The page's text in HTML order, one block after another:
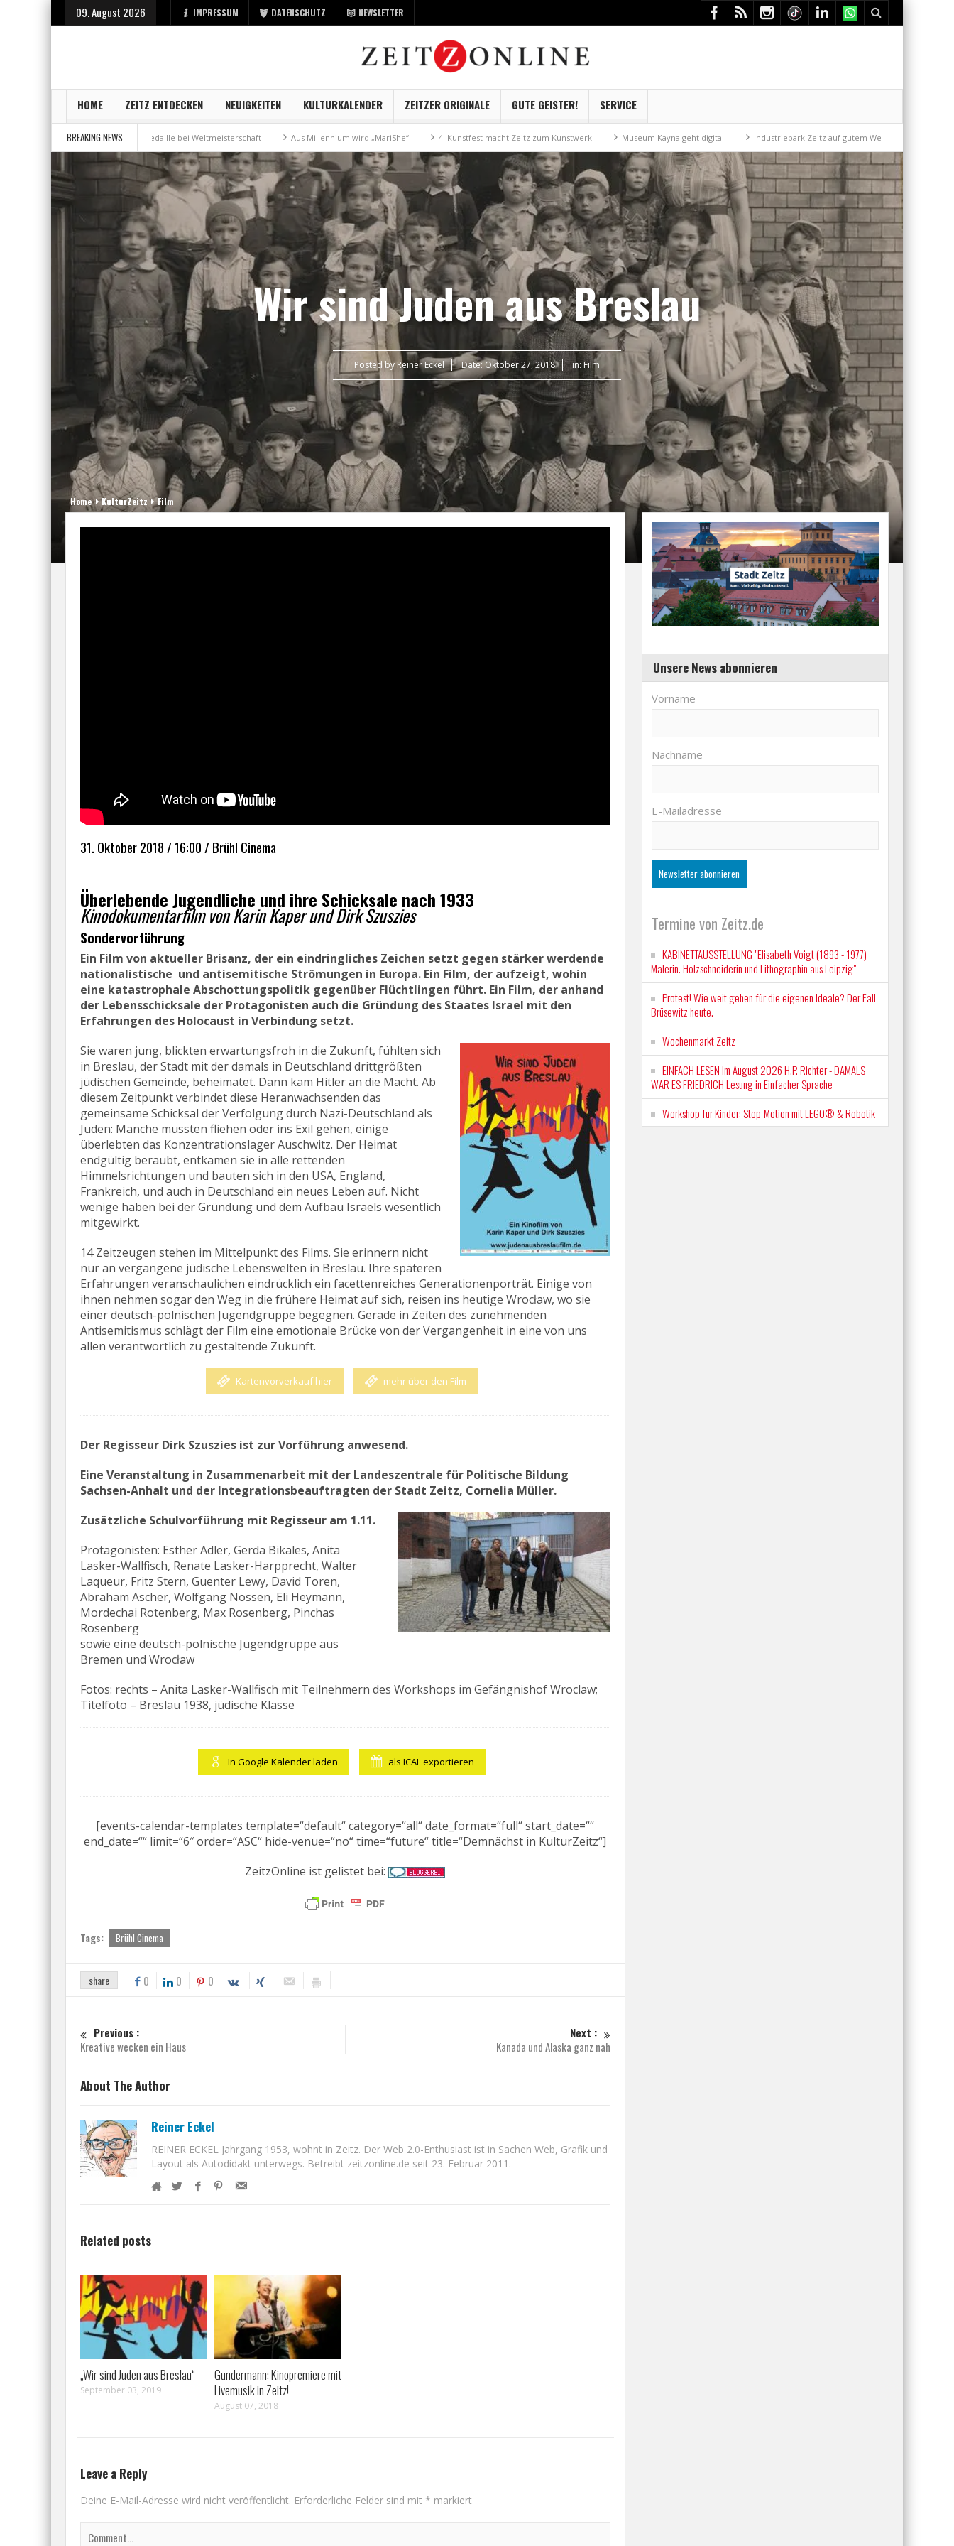
09. August 2026 IMPRESSUM DATENSCHUTZ NEWSLETTER
HOME ZEITZ ENTDECKEN NEUIGKEITEN KULTURKALENDER ZEITZER ORIGINALE GUTE GEISTER! SERVICE
BREAKING NEWS
Bronzemedaille bei Weltmeisterschaft Aus Millennium wird „MariShe“ 4. Kunstfest macht Zeitz zum Kunstwerk Museum Kayna geht digital Industriepark Zeitz auf gutem Weg Mit der Drahtseilbahn zur
Wir sind Juden aus Breslau
Posted by Reiner Eckel Date:Oktober 27, 2018 in: Film
Home KulturZeitz Film
31. Oktober 2018 / 16:00 / Brühl Cinema
Überlebende Jugendliche und ihre Schicksale nach 1933
Kinodokumentarfilm von Karin Kaper und Dirk Szuszies
Sondervorführung
Ein Film von aktueller Brisanz, der ein eindringliches Zeichen setzt gegen stärker werdende
nationalistische und antisemitische Strömungen in Europa. Ein Film, der aufzeigt, wohin
eine katastrophale Abschottungspolitik gegenüber Flüchtlingen führt. Ein Film, der anhand
der Lebensschicksale der Protagonisten auch die Gründung des Staates Israel mit den
Erfahrungen des Holocaust in Verbindung setzt.
Sie waren jung, blickten erwartungsfroh in die Zukunft, fühlten sich
in Breslau, der Stadt mit der damals in Deutschland drittgrößten
jüdischen Gemeinde, beheimatet. Dann kam Hitler an die Macht. Ab
diesem Zeitpunkt verbindet diese Heranwachsenden das
gemeinsame Schicksal der Verfolgung durch Nazi-Deutschland als
Juden: Manche mussten fliehen oder ins Exil gehen, einige
überlebten das Konzentrationslager Auschwitz. Der Heimat
endgültig beraubt, entkamen sie in alle rettenden
Himmelsrichtungen und bauten sich in den USA, England,
Frankreich, und auch in Deutschland ein neues Leben auf. Nicht
wenige haben bei der Gründung und dem Aufbau Israels wesentlich
mitgewirkt.
14 Zeitzeugen stehen im Mittelpunkt des Films. Sie erinnern nicht
nur an vergangene jüdische Lebenswelten in Breslau. Ihre späteren
Erfahrungen veranschaulichen eindrücklich ein facettenreiches Generationenporträt. Einige von
ihnen nehmen sogar den Weg in die frühere Heimat auf sich, reisen ins heutige Wrocław, wo sie
einer deutsch-polnischen Jugendgruppe begegnen. Gerade in Zeiten des zunehmenden
Antisemitismus schlägt der Film eine emotionale Brücke von der Vergangenheit in eine von uns
allen verantwortlich zu gestaltende Zukunft.
Kartenvorverkauf hier mehr über den Film
Der Regisseur Dirk Szuszies ist zur Vorführung anwesend.
Eine Veranstaltung in Zusammenarbeit mit der Landeszentrale für Politische Bildung
Sachsen-Anhalt und der Integrationsbeauftragten der Stadt Zeitz, Cornelia Müller.
Zusätzliche Schulvorführung mit Regisseur am 1.11.
Protagonisten: Esther Adler, Gerda Bikales, Anita
Lasker-Wallfisch, Renate Lasker-Harpprecht, Walter
Laqueur, Fritz Stern, Guenter Lewy, David Toren,
Abraham Ascher, Wolfgang Nossen, Eli Heymann,
Mordechai Rotenberg, Max Rosenberg, Pinchas
Rosenberg
sowie eine deutsch-polnische Jugendgruppe aus
Bremen und Wrocław
Fotos: rechts – Anita Lasker-Wallfisch mit Teilnehmern des Workshops im Gefängnishof Wroclaw;
Titelfoto – Breslau 1938, jüdische Klasse
In Google Kalender laden als ICAL exportieren
[events-calendar-templates template=“default“ category=“all“ date_format=“full“ start_date=““
end_date=““ limit=“6″ order=“ASC“ hide-venue=“no“ time=“future“ title=“Demnächst in KulturZeitz“]
ZeitzOnline ist gelistet bei:
Tags: Brühl Cinema
share 0 0 0
Previous :
Kreative wecken ein Haus
Next :
Kanada und Alaska ganz nah
About The Author
Reiner Eckel
REINER ECKEL Jahrgang 1953, wohnt in Zeitz. Der Web 2.0-Enthusiast ist in Sachen Web, Grafik und
Layout als Autodidakt unterwegs. Betreibt zeitzonline.de seit 23. Februar 2011.
Related posts
„Wir sind Juden aus Breslau“
September 03, 2019
Gundermann: Kinopremiere mit
Livemusik in Zeitz!
August 07, 2018
Leave a Reply
Deine E-Mail-Adresse wird nicht veröffentlicht. Erforderliche Felder sind mit * markiert
Unsere News abonnieren
Vorname
Nachname
E-Mailadresse
Termine von Zeitz.de
KABINETTAUSSTELLUNG "Elisabeth Voigt (1893 - 1977)
Malerin. Holzschneiderin und Lithographin aus Leipzig"
Protest! Wie weit gehen für die eigenen Ideale? Der Fall
Brüsewitz heute.
Wochenmarkt Zeitz
EINFACH LESEN im August 2026 H.P. Richter - DAMALS
WAR ES FRIEDRICH Lesung in Einfacher Sprache
Workshop für Kinder: Stop-Motion mit LEGO® & Robotik